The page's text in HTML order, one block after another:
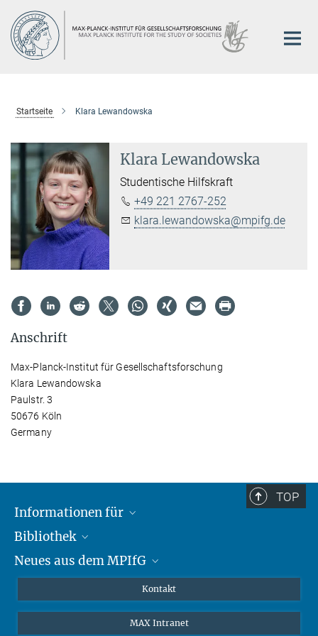
Hauptinhalt
Startseite Klara Lewandowska
Klara Lewandowska
Studentische Hilfskraft
+49 221 2767-252
klara.lewandowska@mpifg.de
Anschrift
Max-Planck-Institut für Gesellschaftsforschung
Klara Lewandowska
Paulstr. 3
50676 Köln
Germany
TOP
Informationen für
Forschende
Gäste
Bibliothek
Profil
Neues aus dem MPIfG
MPIfG auf LinkedIn
Kontakt
MAX Intranet